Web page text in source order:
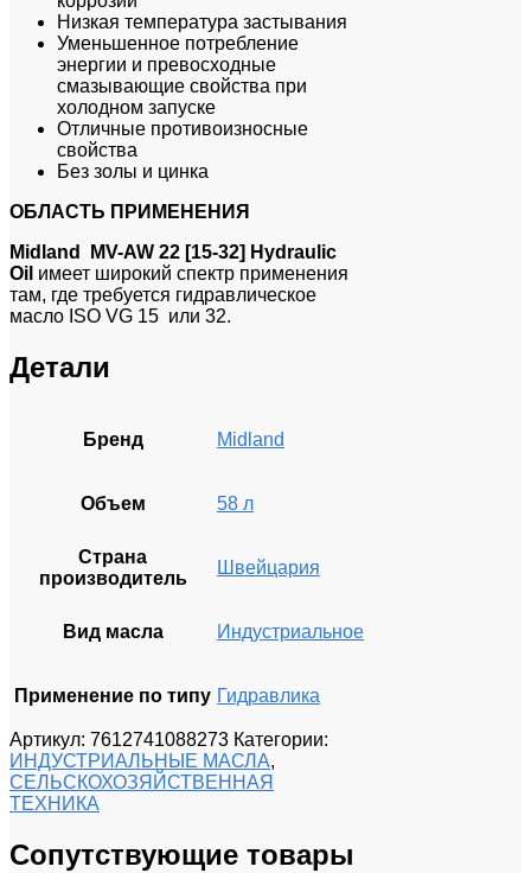
Низкая температура застывания
Уменьшенное потребление
энергии и превосходные
смазывающие свойства при
холодном запуске
Отличные противоизносные
свойства
Без золы и цинка
ОБЛАСТЬ ПРИМЕНЕНИЯ
Midland MV-AW 22 [15-32] Hydraulic
Oil имеет широкий спектр применения
там, где требуется гидравлическое
масло ISO VG 15 или 32.
Детали
Бренд Midland
Объем 58 л
Страна
производитель
Швейцария
Вид масла Индустриальное
Применение по типу Гидравлика
Артикул: 7612741088273 Категории:
ИНДУСТРИАЛЬНЫЕ МАСЛА,
СЕЛЬСКОХОЗЯЙСТВЕННАЯ
ТЕХНИКА
Сопутствующие товары